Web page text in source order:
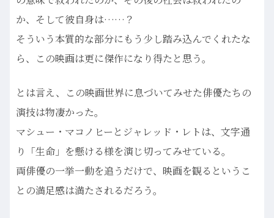
か、そして彼自身は……？
そういう本質的な部分にもう少し踏み込んでくれたな
ら、この映画は更に傑作になり得たと思う。
とは言え、この映画世界に息づいてみせた俳優たちの
演技は物凄かった。
マシュー・マコノヒーとジャレッド・レトは、文字通
り「生命」を懸ける様を演じ切ってみせている。
両俳優の一挙一動を追うだけで、映画を観るというこ
との満足感は満たされるだろう。